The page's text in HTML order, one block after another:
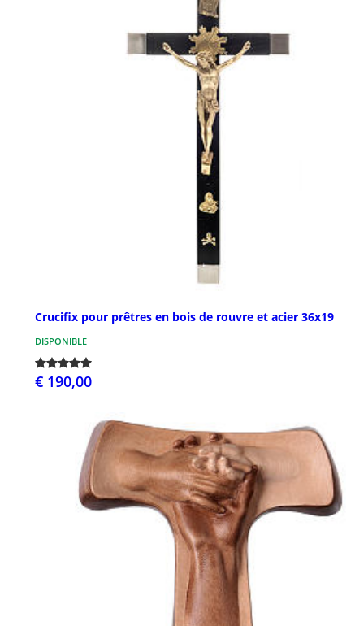
Crucifix pour prêtres en bois de rouvre et acier 36x19
DISPONIBLE
€ 190,00